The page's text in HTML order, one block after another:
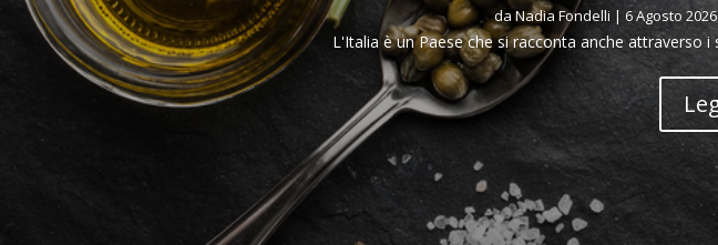
da Nadia Fondelli | 6 Agosto 2026
L'Italia è un Paese che si racconta anche attraverso